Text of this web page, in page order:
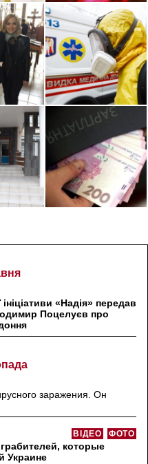
«Надія» передав
Поцелуєв про
заражения. Он
ФОТО
ВІДЕО
которые
Украине